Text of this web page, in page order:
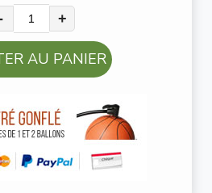
+
AU PANIER